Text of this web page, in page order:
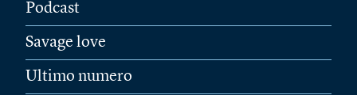
Podcast
Savage love
Ultimo numero